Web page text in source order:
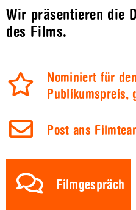
Wir präsentieren die
des Films.
Nominiert für
Publikumspreis,
Post ans
Filmgespräch